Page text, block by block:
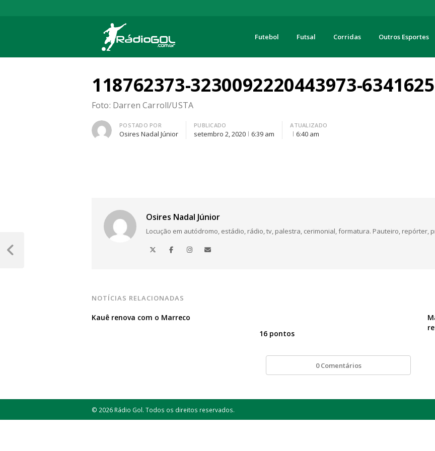
Rádio Gol
Há mais de 20 anos com as melhores coberturas
Futebol Futsal Corridas Outros Esportes
118762373-3230092220443973-
Foto: Darren Carroll/USTA
Autor
POSTADO POR
Osires Nadal Júnior
PUBLICADO
setembro 2, 2020 6:39 am
ATUALIZADO
6:40 am
Osires Nadal Júnior
Locução em autódromo, estádio, rádio, tv, palestra, cerimonial, formatura. Pauteiro, repórter,
NOTÍCIAS RELACIONADAS
Kauê renova com o Marreco
16 pontos
0 Comentários
Navegação
de
Post
© 2026 Rádio Gol. Todos os direitos reservados.